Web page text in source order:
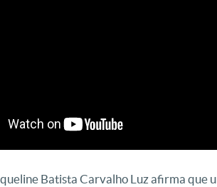
Batista Carvalho Luz afirma que